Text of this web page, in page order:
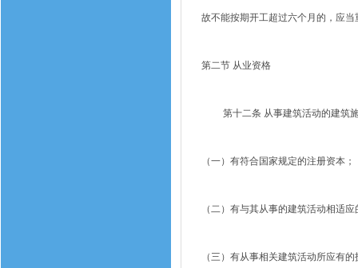
故不能按期开工超过六个月的，应
第二节 从业资格
第十二条 从事建筑活动的建筑施
（一）有符合国家规定的注册资本；
（二）有与其从事的建筑活动相适
（三）有从事相关建筑活动所应有